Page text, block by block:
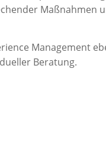
Management
Beratung.